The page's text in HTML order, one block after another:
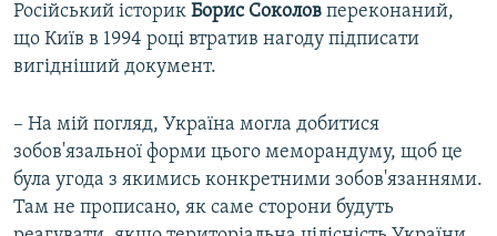
Російський історик Борис Соколов переконаний,
що Київ в 1994 році втратив нагоду підписати
вигідніший документ.
– На мій погляд, Україна могла добитися
зобов'язальної форми цього меморандуму, щоб це
була угода з якимись конкретними зобов'язаннями.
Там не прописано, як саме сторони будуть